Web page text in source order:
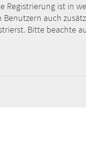
ist in
auch
Bitte beachte